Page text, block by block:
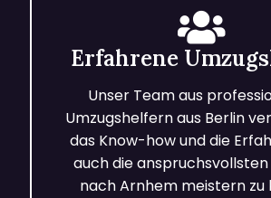
Erfahrene
Unser Team aus
Umzugshelfern aus Berlin
das Know-how und die
auch die anspruchsvollsten
nach Arnhem meistern zu